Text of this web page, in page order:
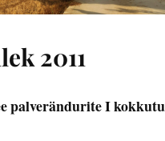
2011
palverändurite I